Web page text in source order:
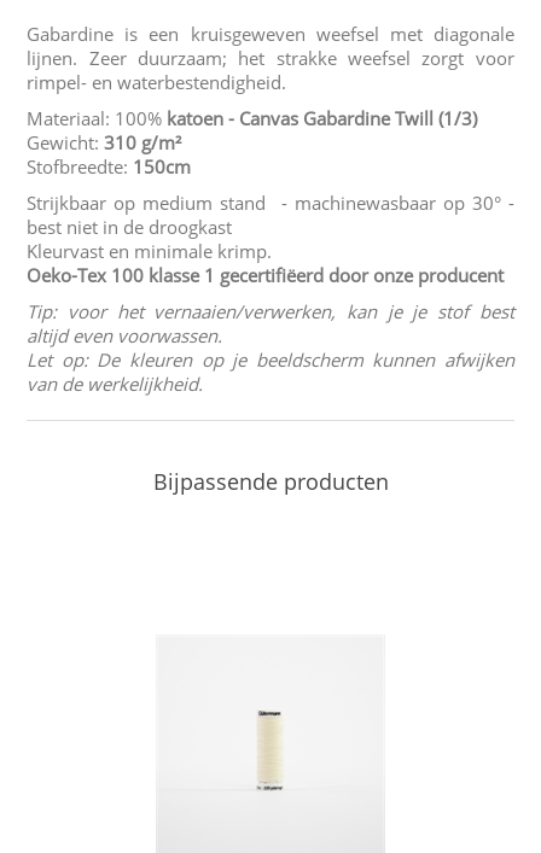
Gabardine is een kruisgeweven weefsel met diagonale
lijnen. Zeer duurzaam; het strakke weefsel zorgt voor
rimpel- en waterbestendigheid.
Materiaal: 100% katoen - Canvas Gabardine Twill (1/3)
Gewicht:310 g/m²
Stofbreedte: 150cm
Strijkbaar op medium stand - machinewasbaar op 30° -
best niet in de droogkast
Kleurvast en minimale krimp.
Oeko-Tex 100 klasse 1 gecertifiëerd door onze producent
Tip: voor het vernaaien/verwerken, kan je je stof best
altijd even voorwassen.
Let op: De kleuren op je beeldscherm kunnen afwijken
van de werkelijkheid.
Bijpassende producten